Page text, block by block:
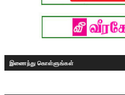
இணைந்து கொள்ளுங்கள்